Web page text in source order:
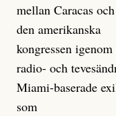
mellan Caracas
den amerikanska
kongressen
radio- och
Miami-baserade
som